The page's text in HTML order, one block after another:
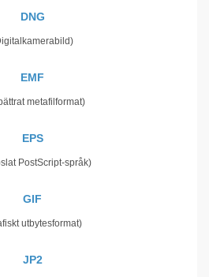
DNG
EMF
metafilformat)
EPS
PostScript-språk)
GIF
utbytesformat)
JP2